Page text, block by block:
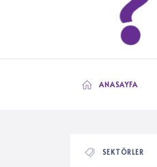
ANASAYFA
SEKTÖRLER